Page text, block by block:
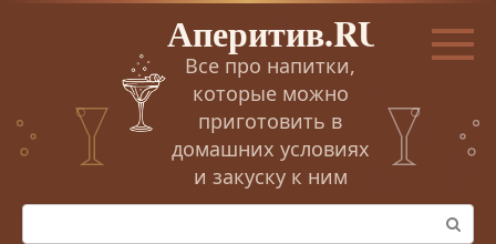
Перейти
Аперитив.RU
Все про напитки,
которые можно
приготовить в
домашних условиях
и закуску к ним
Поиск: